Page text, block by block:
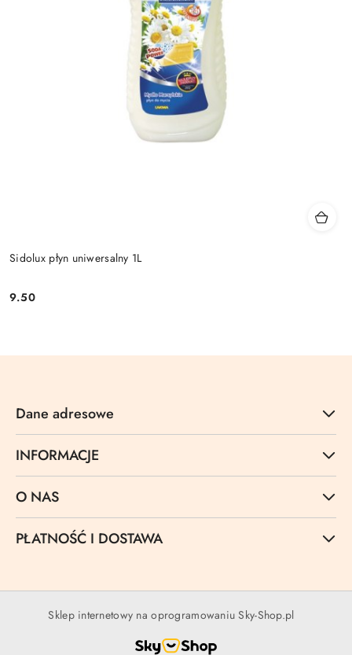
Sidolux płyn uniwersalny 1L
Cena:
9.50
Dane adresowe
INFORMACJE
O NAS
PŁATNOŚĆ I DOSTAWA
Sklep internetowy na oprogramowaniu Sky-Shop.pl